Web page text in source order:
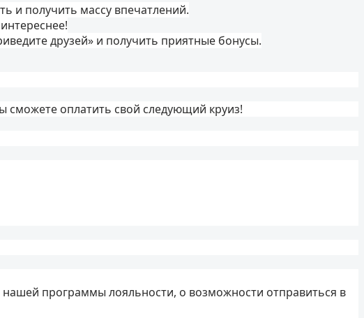
и получить массу впечатлений.
друзей» и получить приятные бонусы.
оплатить свой следующий круиз!
программы лояльности, о возможности отправиться в